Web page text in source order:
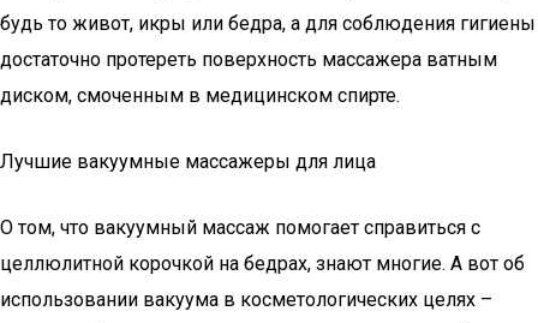
будь то живот, икры или бедра, а для соблюдения гигиены
достаточно протереть поверхность массажера ватным
диском, смоченным в медицинском спирте.
Лучшие вакуумные массажеры для лица
О том, что вакуумный массаж помогает справиться с
целлюлитной корочкой на бедрах, знают многие. А вот об
использовании вакуума в косметологических целях –